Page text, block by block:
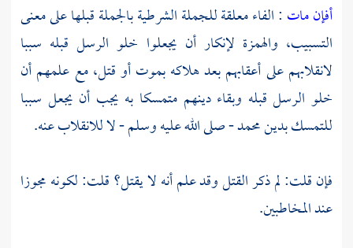
أفإن مات : الفاء معلقة للجملة الشرطية بالجملة قبلها على معنى
التسبيب، والهمزة لإنكار أن يجعلوا خلو الرسل قبله سببا
لانقلابهم على أعقابهم بعد هلاكه بموت أو قتل، مع علمهم أن
خلو الرسل قبله وبقاء دينهم متمسكا به يجب أن يجعل سببا
للتمسك بدينمحمد- صلى الله عليه وسلم - لا للانقلاب عنه.
فإن قلت: لم ذكر القتل وقد علم أنه لا يقتل؟ قلت: لكونه مجوزا
عند المخاطبين.